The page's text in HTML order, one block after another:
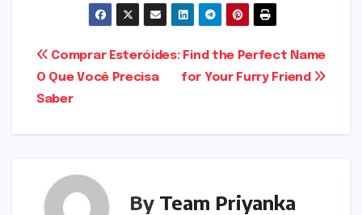
o
o
t
d
l
ts
p
e
n
g
r
gr
m r
ar
e
Post
navigation
Find the Perfect Name
for Your Furry Friend
Comprar Esteróides:
O Que Você Precisa
Saber
By Team Priyanka